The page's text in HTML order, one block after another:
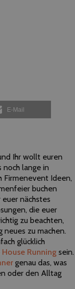
E-Mail
Ihr wollt euren
noch lange in
Firmenevent Ideen,
buchen
nächstes
die euer
zu beachten,
neues zu machen.
glücklich
House Running sein.
genau das, was
oder den Alltag